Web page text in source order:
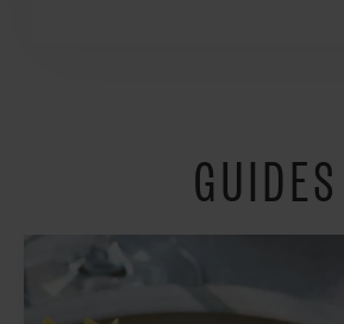
fredeligt”
GUIDES